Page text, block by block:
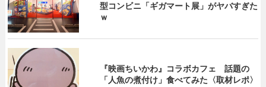
型コンビニ「ギガマート展」がヤバすぎた
ｗ
『映画ちいかわ』コラボカフェ 話題の
「人魚の煮付け」食べてみた〈取材レポ〉